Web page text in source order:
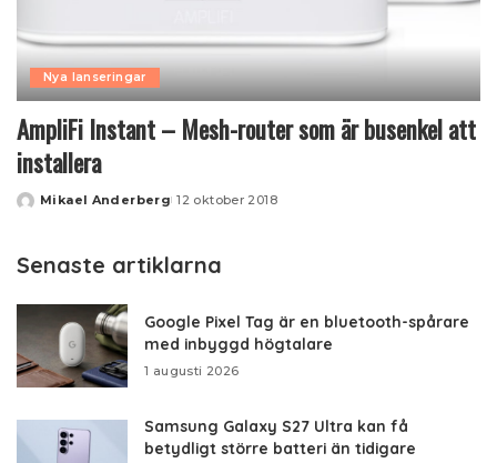
Nya lanseringar
AmpliFi Instant – Mesh-router som är busenkel att
installera
Posted
Mikael Anderberg 12 oktober 2018
Senaste artiklarna
Google Pixel Tag är en bluetooth-spårare
med inbyggd högtalare
1 augusti 2026
Samsung Galaxy S27 Ultra kan få
betydligt större batteri än tidigare